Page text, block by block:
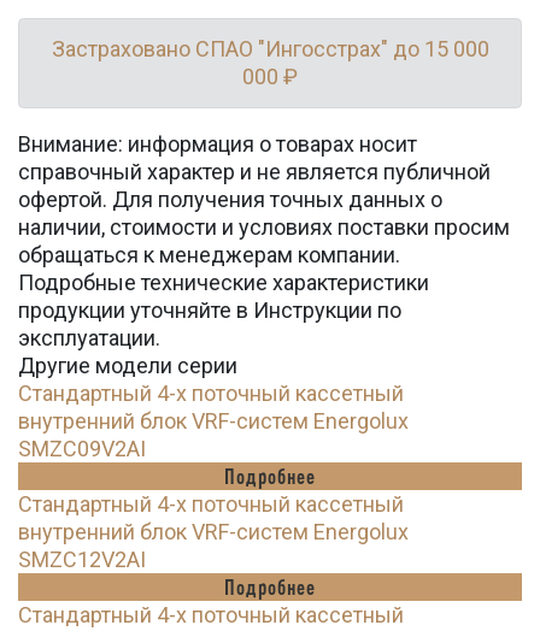
Застраховано СПАО "Ингосстрах" до 15 000
000 ₽
Внимание: информация о товарах носит
справочный характер и не является публичной
офертой. Для получения точных данных о
наличии, стоимости и условиях поставки просим
обращаться к менеджерам компании.
Подробные технические характеристики
продукции уточняйте в Инструкции по
эксплуатации.
Другие модели серии
Стандартный 4-х поточный кассетный
внутренний блок VRF-систем Energolux
SMZC09V2AI
Подробнее
Стандартный 4-х поточный кассетный
внутренний блок VRF-систем Energolux
SMZC12V2AI
Подробнее
Стандартный 4-х поточный кассетный